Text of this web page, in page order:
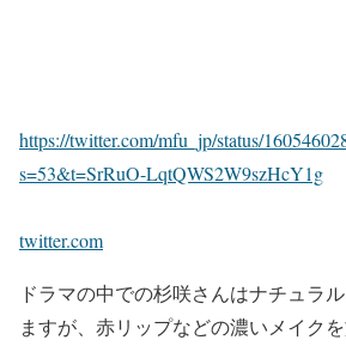
https://twitter.com/mfu_jp/status/
s=53&t=SrRuO-LqtQWS2W9szHcY1g
twitter.com
ドラマの中での杉咲さんはナチュラ
ますが、赤リップなどの濃いメイク